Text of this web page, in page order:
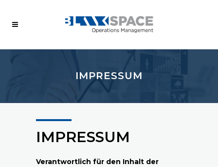
IMPRESSUM
IMPRESSUM
Verantwortlich für den Inhalt der